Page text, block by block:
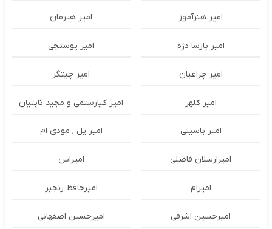
امیر هنرآموز امیر هیرمان
امیر پارسا دژه امیر پوستچی
امیر چراغیان امیر چیتگر
امیر کلهر امیر کیارستمی و مجید ثابتیان
امیر یاسینی امیر یل , مودی ام
امیرارسلان فاضلی امیراس
امیرام امیرحافظ رنجبر
امیرحسین اشرفی امیرحسین اصفهانی